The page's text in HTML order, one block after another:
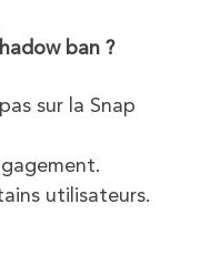
ban ?
sur la Snap
utilisateurs.